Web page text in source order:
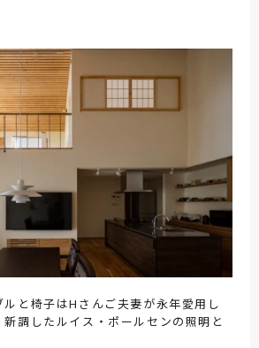
と椅子はHさんご夫妻が永年愛用し
調したルイス・ポールセンの照明と